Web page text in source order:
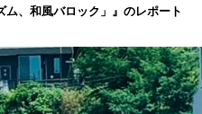
ム、和風バロック」』のレポート